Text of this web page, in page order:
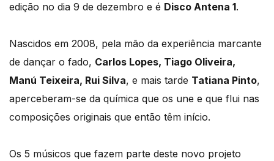
edição no dia 9 de dezembro e é Disco Antena 1.
Nascidos em 2008, pela mão da experiência marcante
de dançar o fado, Carlos Lopes, Tiago Oliveira,
Manú Teixeira, Rui Silva, e mais tarde Tatiana Pinto,
aperceberam-se da química que os une e que flui nas
composições originais que então têm início.
Os 5 músicos que fazem parte deste novo projeto